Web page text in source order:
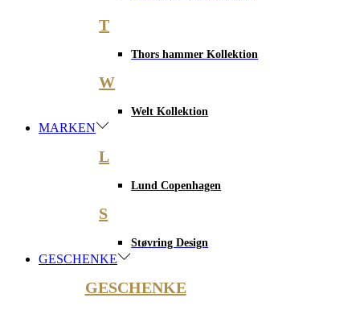
T
Thors hammer Kollektion
W
Welt Kollektion
MARKEN
L
Lund Copenhagen
S
Støvring Design
GESCHENKE
GESCHENKE